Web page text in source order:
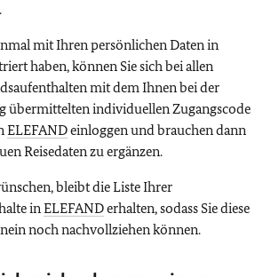
mit Ihren persönlichen Daten in
haben, können Sie sich bei allen
mit dem Ihnen bei der
übermittelten individuellen Zugangscode
ELEFANDeinloggen und brauchen dann
Reisedaten zu ergänzen.
bleibt die Liste Ihrer
inELEFANDerhalten, sodass Sie diese
noch nachvollziehen können.